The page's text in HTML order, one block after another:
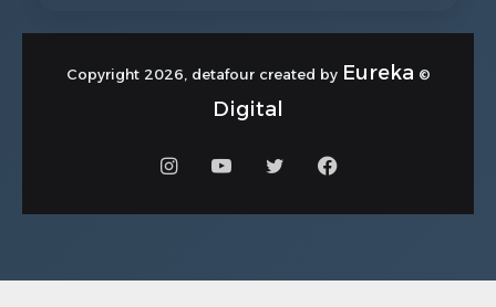
© Copyright 2026, detafour created by
Eureka
Digital
فيسبوكتويتر يوتيوبانستقرام